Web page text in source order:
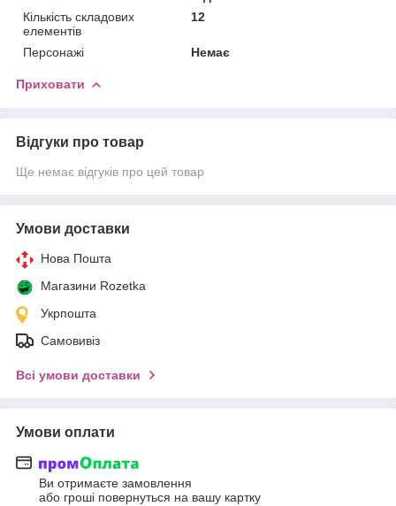
Кількість складових
елементів
12
Персонажі Немає
Приховати
Відгуки про товар
Ще немає відгуків про цей товар
Умови доставки
Нова Пошта
Магазини Rozetka
Укрпошта
Самовивіз
Всі умови доставки
Умови оплати
Ви отримаєте замовлення
або гроші повернуться на вашу картку